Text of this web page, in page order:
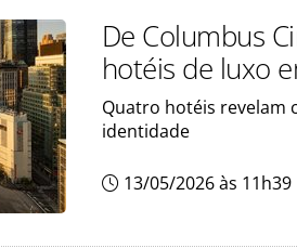
De Columbus
hotéis de luxo
Quatro hotéis revelam
identidade
13/05/2026 às 11h39